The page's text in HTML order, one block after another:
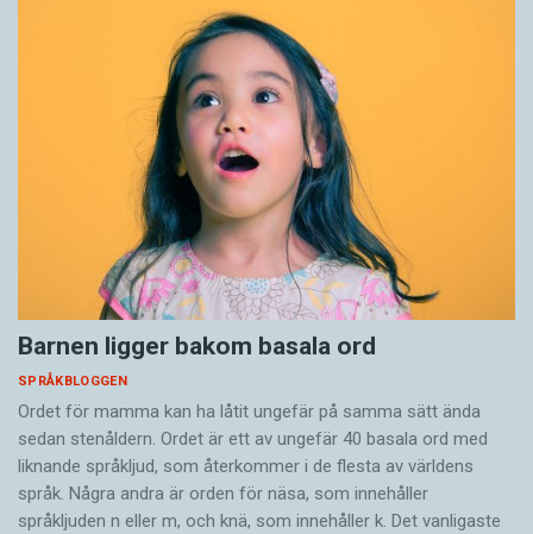
Barnen ligger bakom basala ord
SPRÅKBLOGGEN
Ordet för mamma kan ha låtit ungefär på samma sätt ända
sedan stenåldern. Ordet är ett av ungefär 40 basala ord med
liknande språkljud, som återkommer i de flesta av världens
språk. Några andra är orden för näsa, som innehåller
språkljuden n eller m, och knä, som innehåller k. Det vanligaste